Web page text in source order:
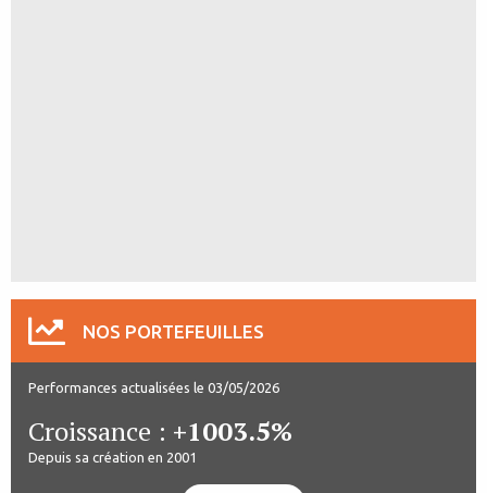
NOS PORTEFEUILLES
Performances actualisées le 03/05/2026
Croissance : +1003.5%
Depuis sa création en 2001